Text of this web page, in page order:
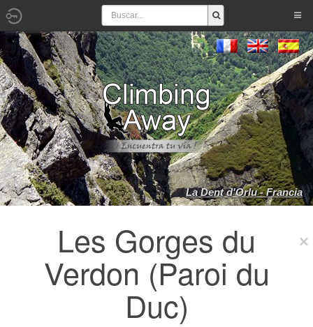
La Dent d'Orlu - Francia
Les Gorges du
Verdon (Paroi du
Duc)